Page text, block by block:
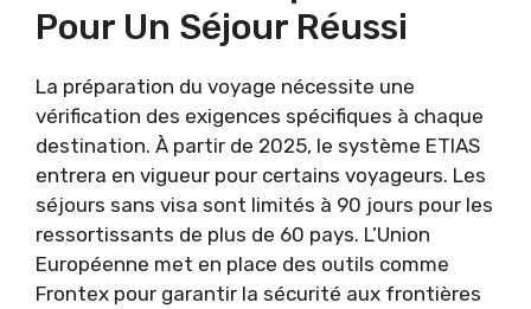
Pour Un Séjour Réussi
La préparation du voyage nécessite une
vérification des exigences spécifiques à chaque
destination. À partir de 2025, le système ETIAS
entrera en vigueur pour certains voyageurs. Les
séjours sans visa sont limités à 90 jours pour les
ressortissants de plus de 60 pays. L’Union
Européenne met en place des outils comme
Frontex pour garantir la sécurité aux frontières